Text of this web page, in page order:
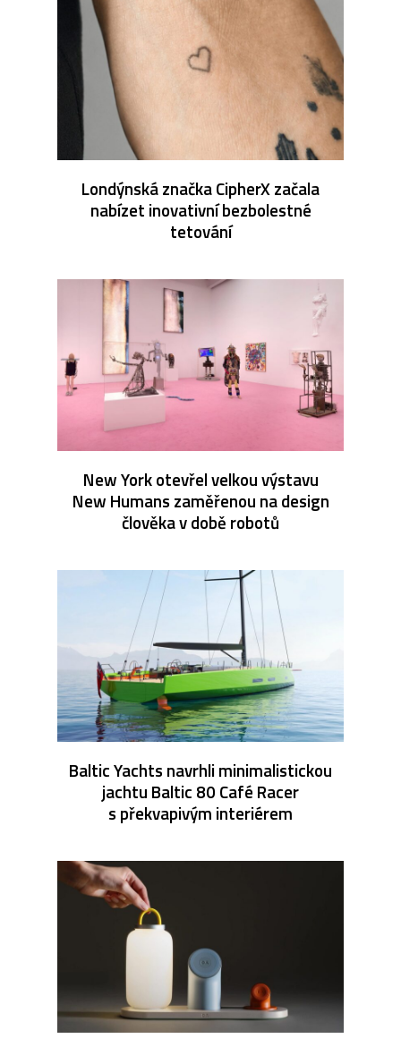
Londýnská značka CipherX začala
nabízet inovativní bezbolestné
tetování
New York otevřel velkou výstavu
New Humans zaměřenou na design
člověka v době robotů
Baltic Yachts navrhli minimalistickou
jachtu Baltic 80 Café Racer
s překvapivým interiérem